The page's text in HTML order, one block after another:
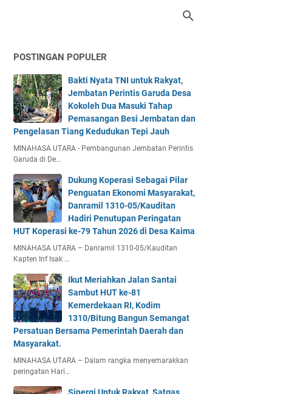
POSTINGAN POPULER
Bakti Nyata TNI untuk Rakyat,
Jembatan Perintis Garuda Desa
Kokoleh Dua Masuki Tahap
Pemasangan Besi Jembatan dan
Pengelasan Tiang Kedudukan Tepi Jauh
MINAHASA UTARA - Pembangunan Jembatan Perintis
Garuda di De…
Dukung Koperasi Sebagai Pilar
Penguatan Ekonomi Masyarakat,
Danramil 1310-05/Kauditan
Hadiri Penutupan Peringatan
HUT Koperasi ke-79 Tahun 2026 di Desa Kaima
MINAHASA UTARA – Danramil 1310-05/Kauditan
Kapten Inf Isak …
Ikut Meriahkan Jalan Santai
Sambut HUT ke-81
Kemerdekaan RI, Kodim
1310/Bitung Bangun Semangat
Persatuan Bersama Pemerintah Daerah dan
Masyarakat.
MINAHASA UTARA – Dalam rangka menyemarakkan
peringatan Hari…